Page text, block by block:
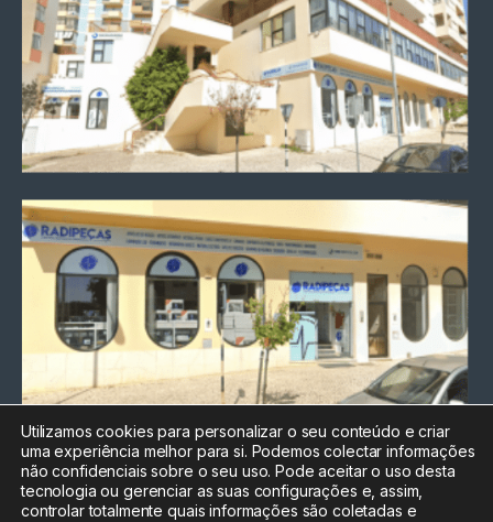
Chamada para a rede fixa
nacional
Electrónica:212
Utilizamos cookies para personalizar o seu conteúdo e criar
uma experiência melhor para si. Podemos colectar informações
não confidenciais sobre o seu uso. Pode aceitar o uso desta
tecnologia ou gerenciar as suas configurações e, assim,
controlar totalmente quais informações são coletadas e